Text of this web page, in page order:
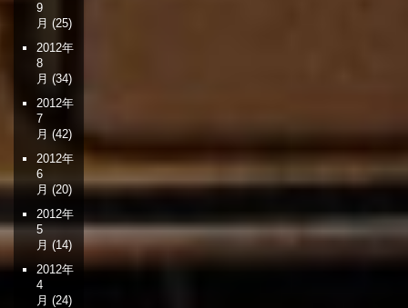
9
月 (25)
2012年
8
月 (34)
2012年
7
月 (42)
2012年
6
月 (20)
2012年
5
月 (14)
2012年
4
月 (24)